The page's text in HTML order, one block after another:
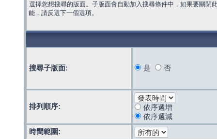
選擇您想搜尋的版面。子版面會自動加入搜尋條件中，如果要關閉
能，請反選下一個選項。
搜尋子版面: 是 否
排列順序:
依序遞增
依序遞減
時間範圍: